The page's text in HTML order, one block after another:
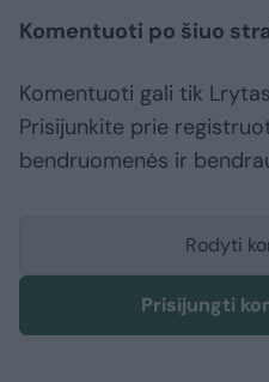
Komentuoti po šiuo
Komentuoti gali tik
Prisijunkite prie
bendruomenės ir
Rodyti
Prisijungti